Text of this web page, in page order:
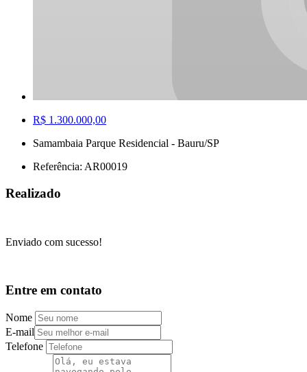
R$ 1.300.000,00
Samambaia Parque Residencial - Bauru/SP
Referência: AR00019
Realizado
Enviado com sucesso!
Entre em contato
Nome
E-mail
Telefone